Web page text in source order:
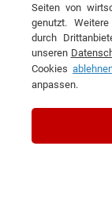
Nicht
Interview
Kinder sind
stark auf
Seiten von
genutzt.
durch
unseren
Cookies
anpassen.